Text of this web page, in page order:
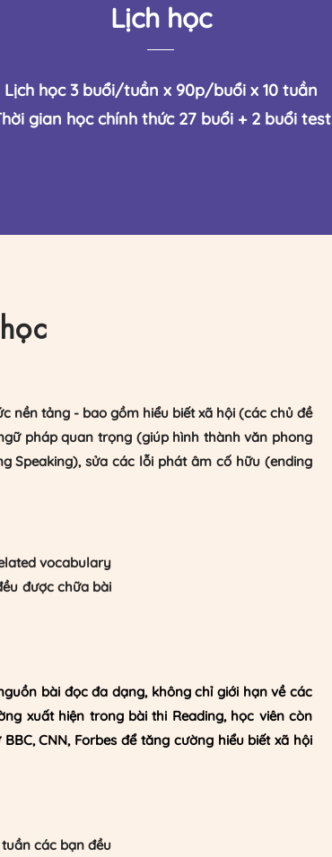
Lịch học
Lịch học 3 buổi/tuần x 90p/buổi x 10 tuần
gian học chính thức 27 buổi + 2 buổi test
nền tảng - bao gồm hiểu biết xã hội (các chủ đề
pháp quan trọng (giúp hình thành văn phong
Speaking), sửa các lỗi phát âm cố hữu (ending
vocabulary
được chữa bài
bài đọc đa dạng, không chỉ giới hạn về các
xuất hiện trong bài thi Reading, học viên còn
CNN, Forbes để tăng cường hiểu biết xã hội
các bạn đều